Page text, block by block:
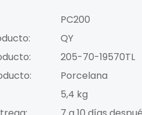
PC200
QY
205-70-19570TL
Porcelana
5,4 kg